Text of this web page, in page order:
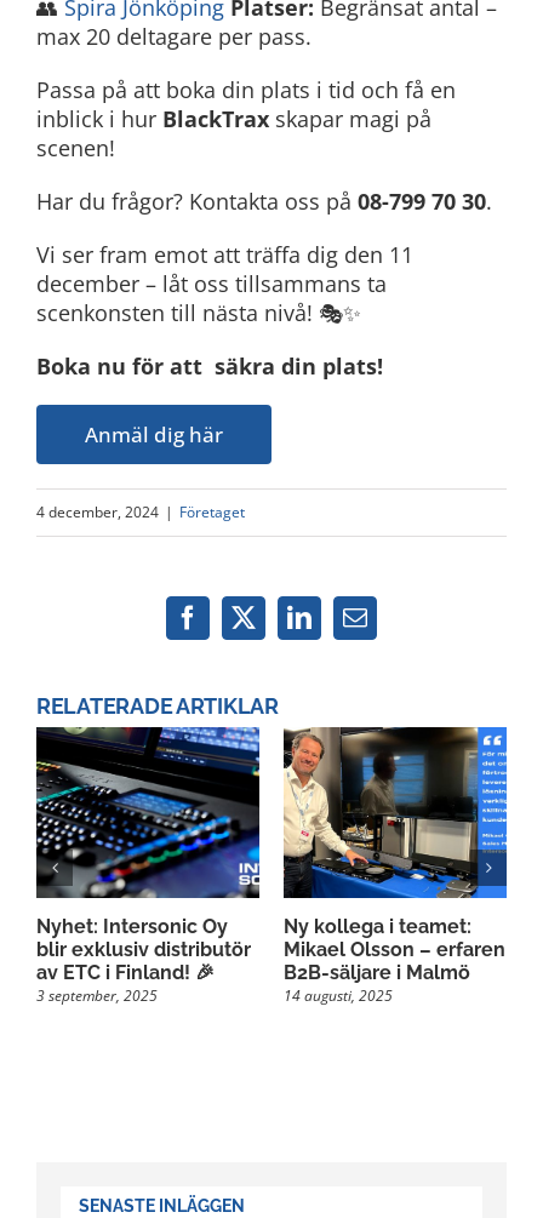
👥 Spira Jönköping Platser: Begränsat antal –
max 20 deltagare per pass.
Passa på att boka din plats i tid och få en
inblick i hur BlackTraxskapar magi på
scenen!
Har du frågor? Kontakta oss på 08-799 70 30.
Vi ser fram emot att träffa dig den 11
december – låt oss tillsammans ta
scenkonsten till nästa nivå! 🎭✨
Boka nu för att säkra din plats!
Anmäl dig här
4 december, 2024 | Företaget
Facebook
X LinkedInEmail
RELATERADE ARTIKLAR
Nyhet: Intersonic Oy
blir exklusiv distributör
av ETC i Finland! 🎉
3 september, 2025
Ny kollega i teamet:
Mikael Olsson – erfaren
B2B-säljare i Malmö
14 augusti, 2025
SENASTE INLÄGGEN